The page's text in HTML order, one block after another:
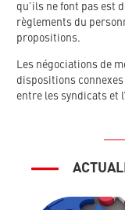
qu’ils ne font pas est
règlements du
propositions.
Les négociations de
dispositions
entre les syndicats et